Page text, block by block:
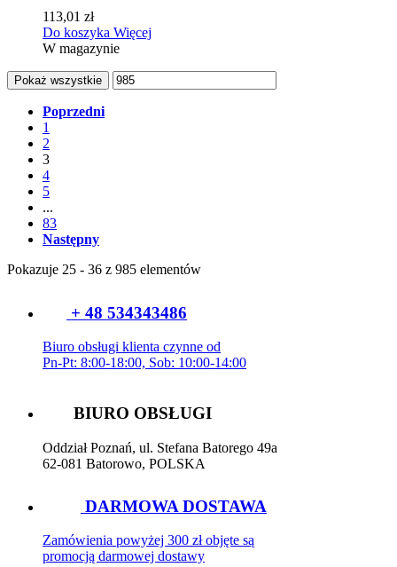
113,01 zł
Do koszyka Więcej
W magazynie
Pokaż wszystkie
Poprzedni
1
2
3
4
5
...
83
Następny
Pokazuje 25 - 36 z 985 elementów
+ 48 534343486
Biuro obsługi klienta czynne od
Pn-Pt: 8:00-18:00, Sob: 10:00-14:00
BIURO OBSŁUGI
Oddział Poznań, ul. Stefana Batorego 49a
62-081 Batorowo, POLSKA
DARMOWA DOSTAWA
Zamówienia powyżej 300 zł objęte są
promocją darmowej dostawy